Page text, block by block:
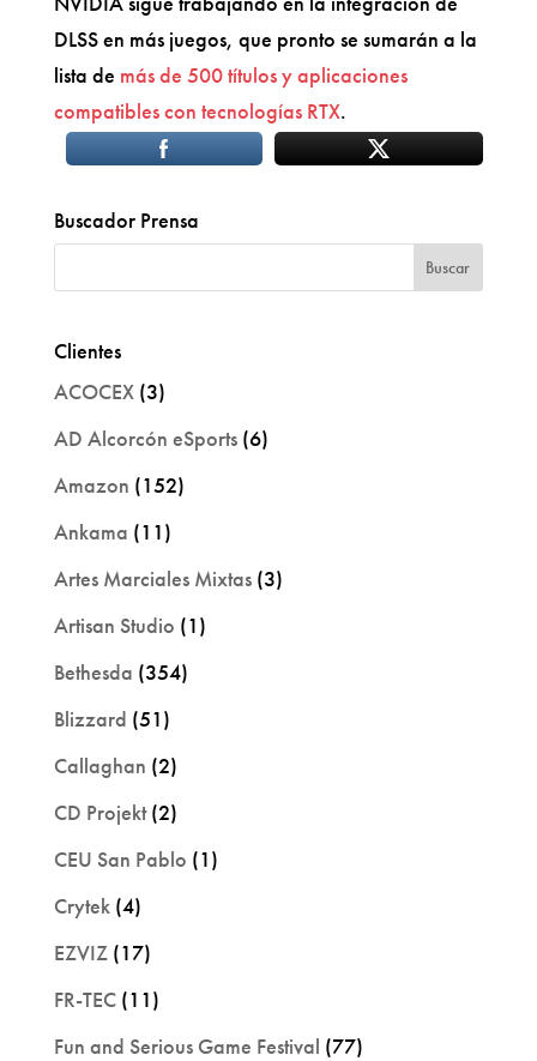
DLSS en más juegos, que pronto se sumarán a la
lista de más de 500 títulos y aplicaciones
compatibles con tecnologías RTX.
Buscador Prensa
Clientes
ACOCEX(3)
AD Alcorcón eSports(6)
Amazon (152)
Ankama (11)
Artes Marciales Mixtas(3)
Artisan Studio (1)
Bethesda (354)
Blizzard (51)
Callaghan (2)
CD Projekt(2)
CEU San Pablo (1)
Crytek(4)
EZVIZ(17)
FR-TEC(11)
Fun and Serious Game Festival (77)